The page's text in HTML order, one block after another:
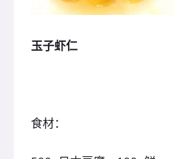
玉子虾仁
食材：